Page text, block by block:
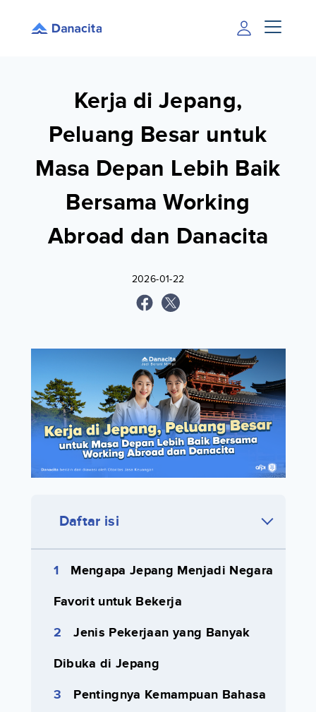
Kerja di Jepang,
Peluang Besar untuk
Masa Depan Lebih Baik
Bersama Working
Abroad dan Danacita
2026-01-22
Daftar isi
Mengapa Jepang Menjadi Negara
Favorit untuk Bekerja
Jenis Pekerjaan yang Banyak
Dibuka di Jepang
Pentingnya Kemampuan Bahasa